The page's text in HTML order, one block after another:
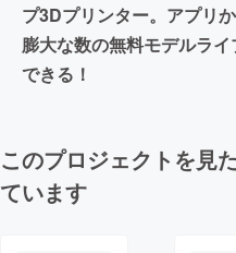
プ3Dプリンター。アプリ
膨大な数の無料モデルラ
できる！
このプロジェクトを見
ています